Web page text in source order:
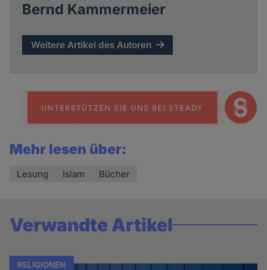
Bernd Kammermeier
Weitere Artikel des Autoren
Mehr lesen über:
Lesung Islam Bücher
Verwandte Artikel
RELIGIONEN